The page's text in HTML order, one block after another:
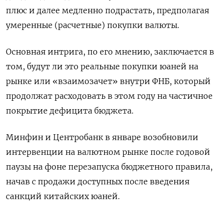
плюс и далее медленно подрастать, предполагая
умеренные (расчетные) покупки валюты.
Основная интрига, по его мнению, заключается в
том, будут ли это реальные покупки юаней на
рынке или «взаимозачет» внутри ФНБ, который
продолжат расходовать в этом году на частичное
покрытие дефицита бюджета.
Минфин и Центробанк в январе возобновили
интервенции на валютном рынке после годовой
паузы на фоне перезапуска бюджетного правила,
начав с продажи доступных после введения
санкций китайских юаней.